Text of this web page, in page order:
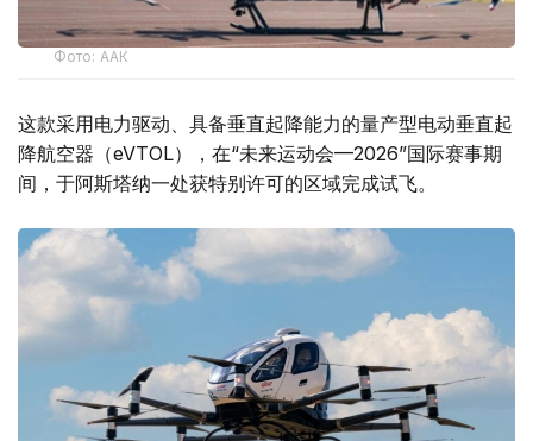
Фото: ААК
这款采用电力驱动、具备垂直起降能力的量产型电动垂直起
降航空器（eVTOL），在“未来运动会—2026”国际赛事期
间，于阿斯塔纳一处获特别许可的区域完成试飞。